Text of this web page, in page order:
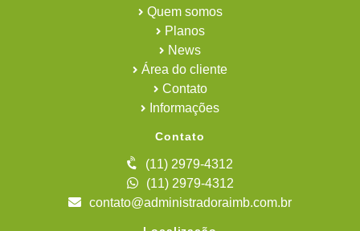
Quem somos
Planos
News
Área do cliente
Contato
Informações
Contato
(11) 2979-4312
(11) 2979-4312
contato@administradoraimb.com.br